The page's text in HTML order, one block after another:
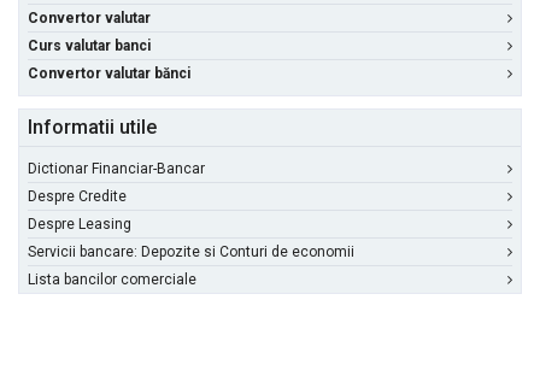
Convertor valutar
Curs valutar banci
Convertor valutar bănci
Informatii utile
Dictionar Financiar-Bancar
Despre Credite
Despre Leasing
Servicii bancare: Depozite si Conturi de economii
Lista bancilor comerciale